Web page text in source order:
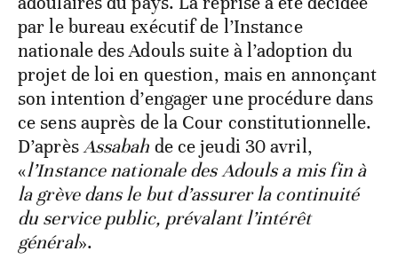
par le bureau exécutif de l’Instance
nationale des Adouls suite à l’adoption du
projet de loi en question, mais en annonçant
son intention d’engager une procédure dans
ce sens auprès de la Cour constitutionnelle.
D’aprèsAssabah de ce jeudi 30 avril,
«l’Instance nationale des Adouls a mis fin à
la grève dans le but d’assurer la continuité
du service public, prévalant l’intérêt
général».